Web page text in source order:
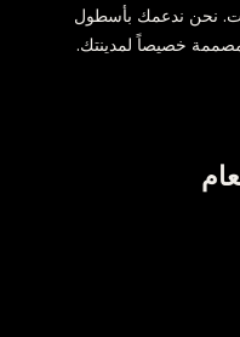
نحن ندعمك بأسطول
خصيصاً لمدينتك.